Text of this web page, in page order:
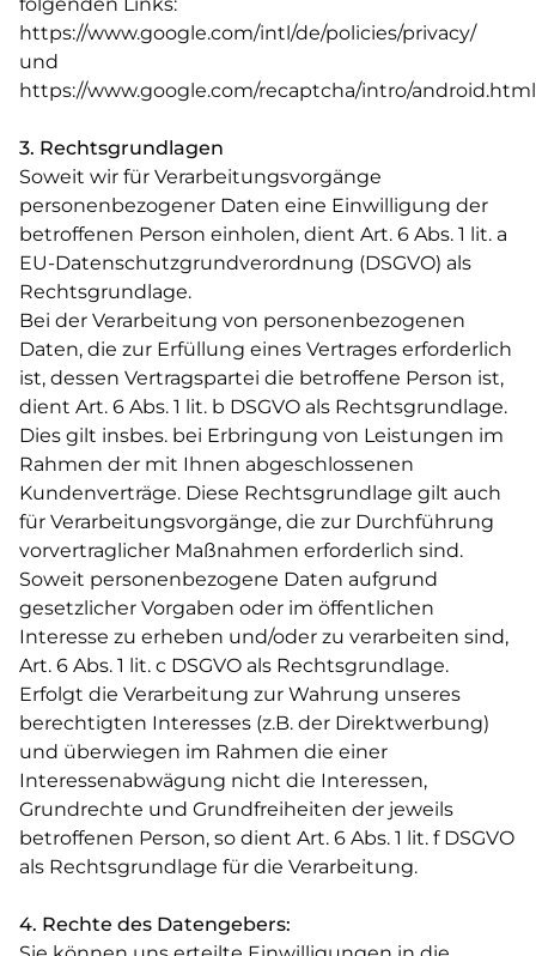
https://www.google.com/intl/de/policies/privacy/
und
https://www.google.com/recaptcha/intro/android.html
3. Rechtsgrundlagen
Soweit wir für Verarbeitungsvorgänge
personenbezogener Daten eine Einwilligung der
betroffenen Person einholen, dient Art. 6 Abs. 1 lit. a
EU-Datenschutzgrundverordnung (DSGVO) als
Rechtsgrundlage.
Bei der Verarbeitung von personenbezogenen
Daten, die zur Erfüllung eines Vertrages erforderlich
ist, dessen Vertragspartei die betroffene Person ist,
dient Art. 6 Abs. 1 lit. b DSGVO als Rechtsgrundlage.
Dies gilt insbes. bei Erbringung von Leistungen im
Rahmen der mit Ihnen abgeschlossenen
Kundenverträge. Diese Rechtsgrundlage gilt auch
für Verarbeitungsvorgänge, die zur Durchführung
vorvertraglicher Maßnahmen erforderlich sind.
Soweit personenbezogene Daten aufgrund
gesetzlicher Vorgaben oder im öffentlichen
Interesse zu erheben und/oder zu verarbeiten sind,
Art. 6 Abs. 1 lit. c DSGVO als Rechtsgrundlage.
Erfolgt die Verarbeitung zur Wahrung unseres
berechtigten Interesses (z.B. der Direktwerbung)
und überwiegen im Rahmen die einer
Interessenabwägung nicht die Interessen,
Grundrechte und Grundfreiheiten der jeweils
betroffenen Person, so dient Art. 6 Abs. 1 lit. f DSGVO
als Rechtsgrundlage für die Verarbeitung.
4. Rechte des Datengebers: